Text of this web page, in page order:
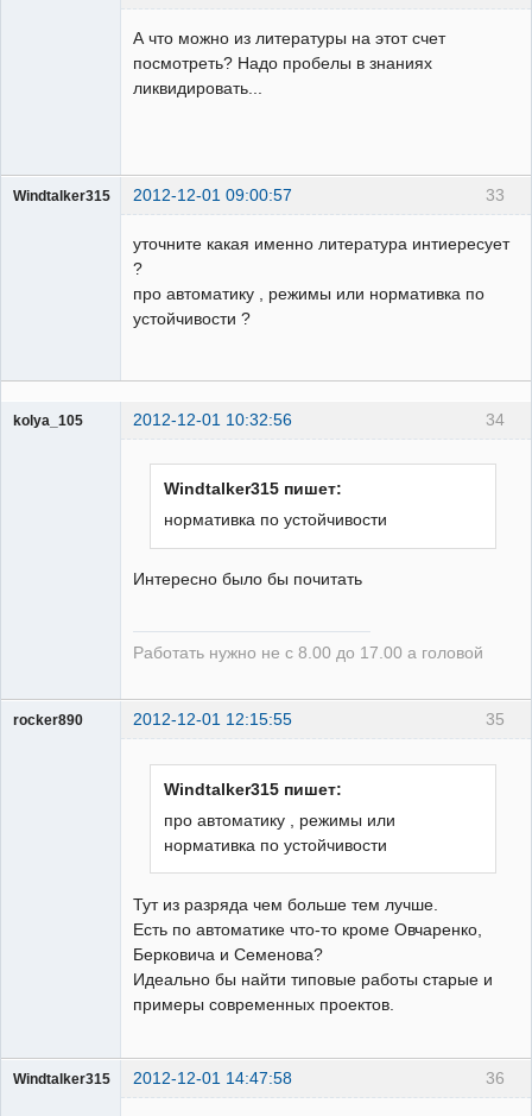
ГИПроектировщик
А что можно из литературы на этот счет
посмотреть? Надо пробелы в знаниях
ликвидировать...
33
Windtalker315 2012-12-01 09:00:57
уточните какая именно литература интиересует
?
про автоматику , режимы или нормативка по
устойчивости ?
34
kolya_105 2012-12-01 10:32:56
Windtalker315 пишет:
нормативка по устойчивости
Интересно было бы почитать
Работать нужно не с 8.00 до 17.00 а головой
35
rocker890 2012-12-01 12:15:55
ГИПроектировщик
Windtalker315 пишет:
про автоматику , режимы или
нормативка по устойчивости
Тут из разряда чем больше тем лучше.
Есть по автоматике что-то кроме Овчаренко,
Берковича и Семенова?
Идеально бы найти типовые работы старые и
примеры современных проектов.
36
Windtalker315 2012-12-01 14:47:58